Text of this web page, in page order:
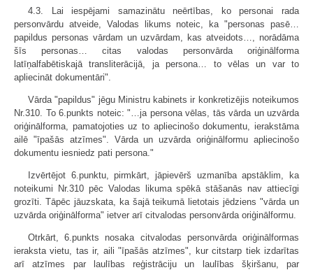
4.3. Lai iespējami samazinātu neērtības, ko personai rada
personvārdu atveide, Valodas likums noteic, ka "personas pasē…
papildus personas vārdam un uzvārdam, kas atveidots…, norādāma
šīs personas… citas valodas personvārda oriģinālforma
latīņalfabētiskajā transliterācijā, ja persona… to vēlas un var to
apliecināt dokumentāri".
Vārda "papildus" jēgu Ministru kabinets ir konkretizējis noteikumos
Nr.310. To 6.punkts noteic: "…ja persona vēlas, tās vārda un uzvārda
oriģinālforma, pamatojoties uz to apliecinošo dokumentu, ierakstāma
ailē "īpašās atzīmes". Vārda un uzvārda oriģinālformu apliecinošo
dokumentu iesniedz pati persona."
Izvērtējot 6.punktu, pirmkārt, jāpievērš uzmanība apstāklim, ka
noteikumi Nr.310 pēc Valodas likuma spēkā stāšanās nav attiecīgi
grozīti. Tāpēc jāuzskata, ka šajā teikumā lietotais jēdziens "vārda un
uzvārda oriģinālforma" ietver arī citvalodas personvārda oriģinālformu.
Otrkārt, 6.punkts nosaka citvalodas personvārda oriģinālformas
ieraksta vietu, tas ir, aili "īpašās atzīmes", kur citstarp tiek izdarītas
arī atzīmes par laulības reģistrāciju un laulības šķiršanu, par